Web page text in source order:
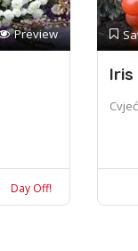
Preview
Day Off!
Iris